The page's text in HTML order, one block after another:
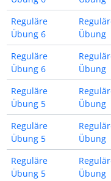
Reguläre
Übung 6
Übung
Reguläre
Übung 6
Übung
Reguläre
Übung 5
Übung
Reguläre
Übung 5
Übung
Reguläre
Übung 5
Übung